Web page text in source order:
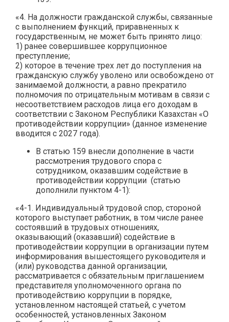
«4. На должности гражданской службы, связанные
с выполнением функций, приравненных к
государственным, не может быть принято лицо:
1) ранее совершившее коррупционное
преступление;
2) которое в течение трех лет до поступления на
гражданскую службу уволено или освобождено от
занимаемой должности, а равно прекратило
полномочия по отрицательным мотивам в связи с
несоответствием расходов лица его доходам в
соответствии с Законом Республики Казахстан «О
противодействии коррупции» (данное изменение
вводится с 2027 года).
В статью 159 внесли дополнение в части
рассмотрения трудового спора с
сотрудником, оказавшим содействие в
противодействии коррупции (статью
дополнили пунктом 4-1):
«4-1. Индивидуальный трудовой спор, стороной
которого выступает работник, в том числе ранее
состоявший в трудовых отношениях,
оказывающий (оказавший) содействие в
противодействии коррупции в организации путем
информирования вышестоящего руководителя и
(или) руководства данной организации,
рассматривается с обязательным приглашением
представителя уполномоченного органа по
противодействию коррупции в порядке,
установленном настоящей статьей, с учетом
особенностей, установленных Законом